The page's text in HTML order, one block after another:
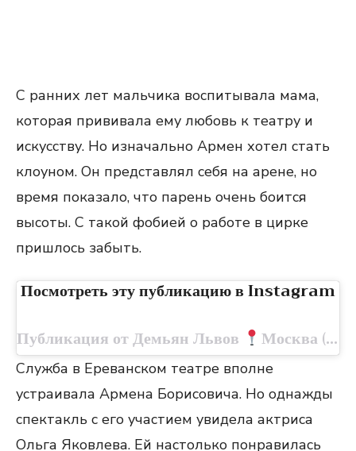
С ранних лет мальчика воспитывала мама,
которая прививала ему любовь к театру и
искусству. Но изначально Армен хотел стать
клоуном. Он представлял себя на арене, но
время показало, что парень очень боится
высоты. С такой фобией о работе в цирке
пришлось забыть.
Посмотреть эту публикацию в Instagram
Публикация от Демьян Львов
Москва (@demian.lvov)
Служба в Ереванском театре вполне
устраивала Армена Борисовича. Но однажды
спектакль с его участием увидела актриса
Ольга Яковлева. Ей настолько понравилась